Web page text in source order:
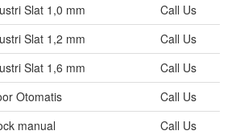
Slat 1,0 mm
Call Us
Slat 1,2 mm
Call Us
Slat 1,6 mm
Call Us
Otomatis
Call Us
manual
Call Us